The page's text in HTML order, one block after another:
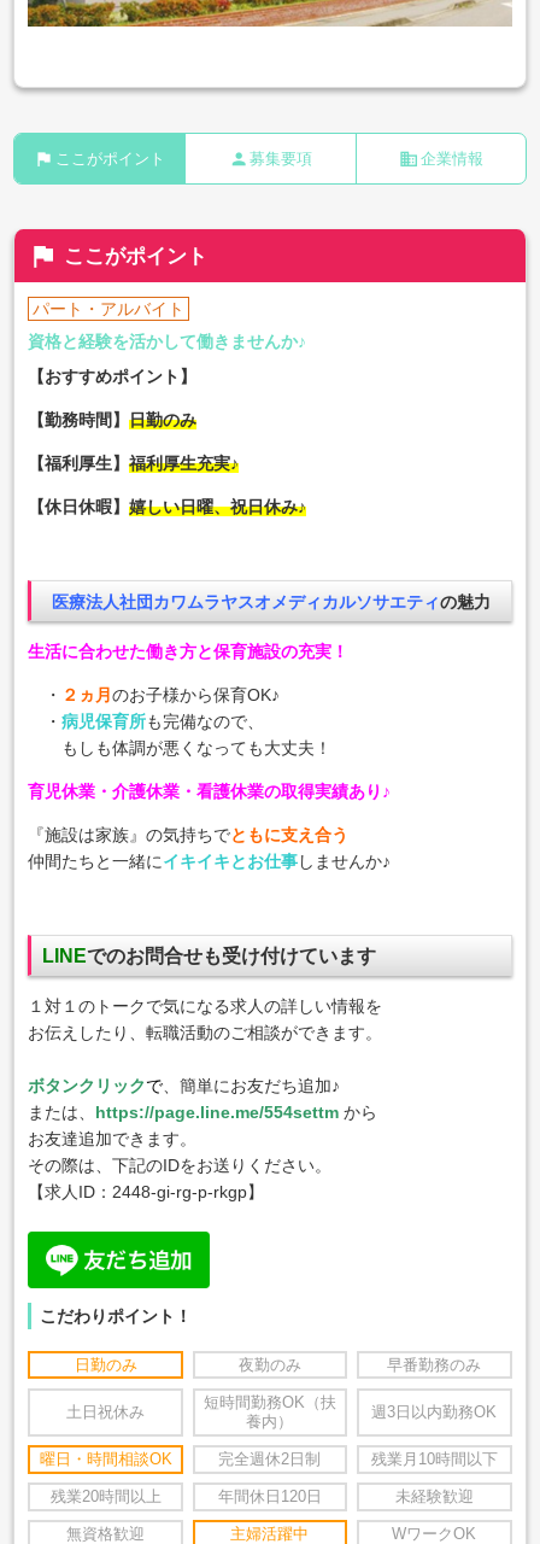
flag ここがポイント person 募集要項 business 企業情報
flag ここがポイント
パート・アルバイト
資格と経験を活かして働きませんか♪
【おすすめポイント】
【勤務時間】日勤のみ
【福利厚生】福利厚生充実♪
【休日休暇】嬉しい日曜、祝日休み♪
医療法人社団カワムラヤスオメディカルソサエティの魅力
生活に合わせた働き方と保育施設の充実！
・ ２ヵ月のお子様から保育OK♪
・病児保育所も完備なので、
もしも体調が悪くなっても大丈夫！
育児休業・介護休業・看護休業の取得実績あり♪
『施設は家族』の気持ちでともに支え合う
仲間たちと一緒にイキイキとお仕事しませんか♪
LINEでのお問合せも受け付けています
１対１のトークで気になる求人の詳しい情報を
お伝えしたり、転職活動のご相談ができます。
ボタンクリックで 、簡単にお友だち追加♪
または、 https://page.line.me/554settm から
お友達追加できます。
その際は、下記のIDをお送りください。
【求人ID： 2448-gi-rg-p-rkgp】
こだわりポイント！
日勤のみ 夜勤のみ 早番勤務のみ
土日祝休み
短時間勤務OK（扶
養内）
週3日以内勤務OK
曜日・時間相談OK 完全週休2日制 残業月10時間以下
残業20時間以上 年間休日120日 未経験歓迎
無資格歓迎 主婦活躍中 WワークOK